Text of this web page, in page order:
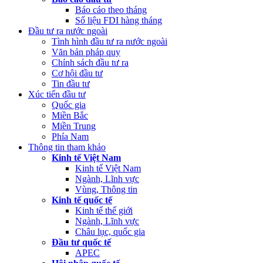
Báo cáo theo tháng
Số liệu FDI hàng tháng
Đầu tư ra nước ngoài
Tình hình đầu tư ra nước ngoài
Văn bản pháp quy
Chính sách đầu tư ra
Cơ hội đầu tư
Tin đầu tư
Xúc tiến đầu tư
Quốc gia
Miền Bắc
Miền Trung
Phía Nam
Thông tin tham khảo
Kinh tế Việt Nam
Kinh tế Việt Nam
Ngành, Lĩnh vực
Vùng, Thông tin
Kinh tế quốc tế
Kinh tế thế giới
Ngành, Lĩnh vực
Châu lục, quốc gia
Đầu tư quốc tế
APEC